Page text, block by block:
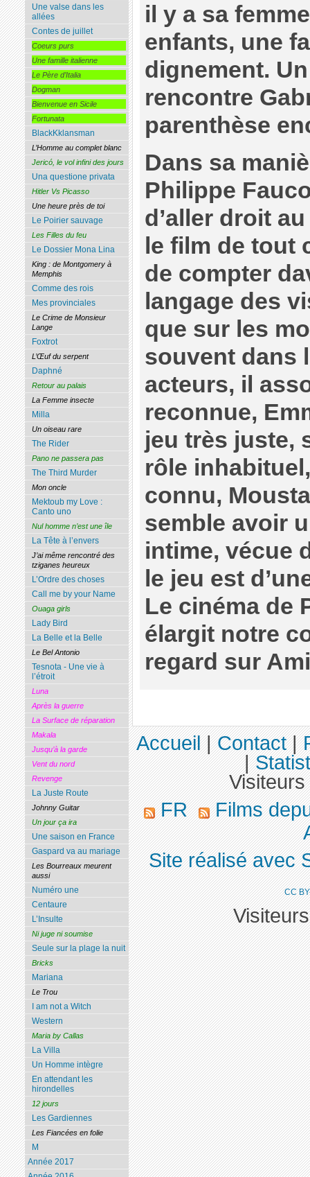
il y a sa
enfants, une
dignement.
rencontre
parenthèse
Dans sa
Philippe
d’aller droit
le film de tout
de compter
langage des
que sur les
souvent dans
acteurs, il
reconnue,
jeu très juste,
rôle
connu,
semble avoir
intime, vécue
le jeu est
Le cinéma de
élargit notre
regard sur
Une valse dans les
allées
Contes de juillet
Coeurs purs
Une famille italienne
Le Père d’Italia
Dogman
Bienvenue en Sicile
Fortunata
BlackKklansman
L’Homme au complet blanc
Jericó, le vol infini des jours
Una questione privata
Hitler Vs Picasso
Une heure près de toi
Le Poirier sauvage
Les Filles du feu
Le Dossier Mona Lina
King : de Montgomery à
Memphis
Comme des rois
Mes provinciales
Le Crime de Monsieur
Lange
Foxtrot
L’Œuf du serpent
Daphné
Retour au palais
La Femme insecte
Milla
Un oiseau rare
The Rider
Pano ne passera pas
The Third Murder
Mon oncle
Mektoub my Love :
Canto uno
Nul homme n’est une île
La Tête à l’envers
J’ai même rencontré des
tziganes heureux
L’Ordre des choses
Call me by your Name
Ouaga girls
Lady Bird
La Belle et la Belle
Le Bel Antonio
Tesnota - Une vie à
l’étroit
Luna
Après la guerre
La Surface de réparation
Makala
Jusqu’à la garde
Vent du nord
Revenge
La Juste Route
Johnny Guitar
Un jour ça ira
Une saison en France
Gaspard va au mariage
Les Bourreaux meurent
aussi
Numéro une
Centaure
L’Insulte
Ni juge ni soumise
Seule sur la plage la nuit
Bricks
Mariana
Le Trou
I am not a Witch
Western
Maria by Callas
La Villa
Un Homme intègre
En attendant les
hirondelles
12 jours
Les Gardiennes
Les Fiancées en folie
M
Année 2017
Accueil|Contact|
|
FR
Films
Site réalisé avec
CC